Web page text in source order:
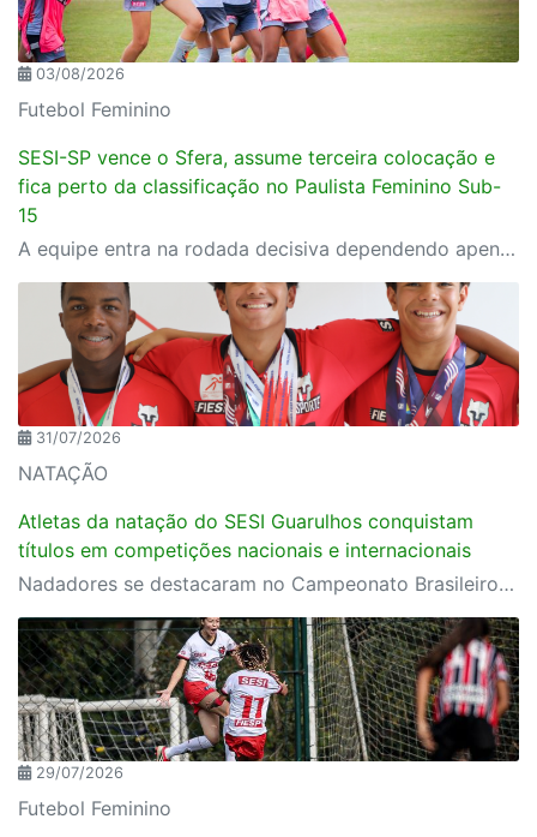
03/08/2026
Futebol Feminino
SESI-SP vence o Sfera, assume terceira colocação e
fica perto da classificação no Paulista Feminino Sub-
15
A equipe entra na rodada decisiva dependendo apenas de seus próprios resultados para avançar ao mata-mata
31/07/2026
NATAÇÃO
Atletas da natação do SESI Guarulhos conquistam
títulos em competições nacionais e internacionais
Nadadores se destacaram no Campeonato Brasileiro e no Mundial Estudantil, realizado na Hungria, reforçando a excelência da equipe de rendimento do SESI Esporte
29/07/2026
Futebol Feminino